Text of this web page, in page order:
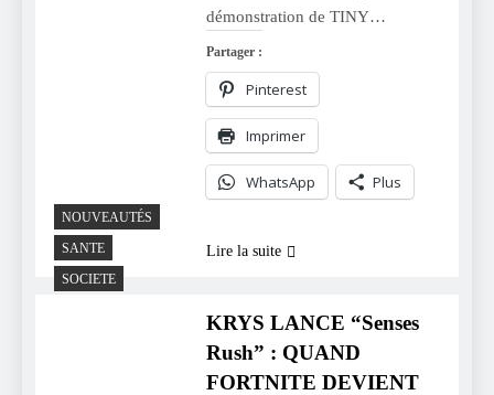
démonstration de TINY…
Partager :
Pinterest
Imprimer
WhatsApp Plus
Lire la suite
NOUVEAUTÉS
SANTE
SOCIETE
KRYS LANCE “Senses
Rush” : QUAND
FORTNITE DEVIENT